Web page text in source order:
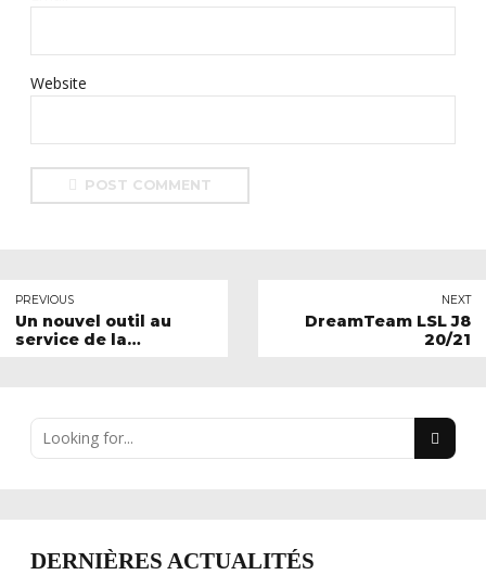
Website
POST COMMENT
PREVIOUS
Un nouvel outil au
service de la
NEXT
DreamTeam LSL J8
20/21
DERNIÈRES ACTUALITÉS